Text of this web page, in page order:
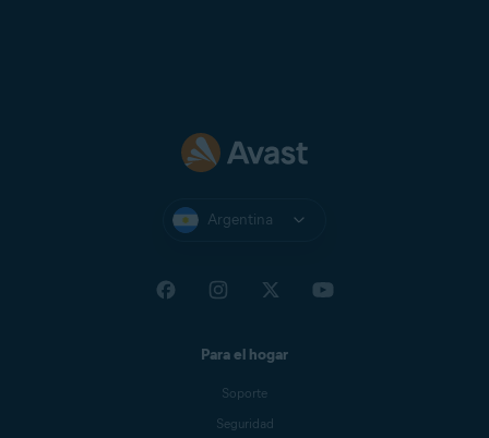
Argentina
Para el hogar
Soporte
Seguridad